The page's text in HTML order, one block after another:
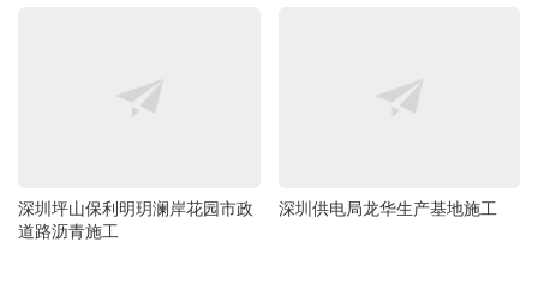
深圳坪山保利明玥澜岸花园市政
道路沥青施工
深圳供电局龙华生产基地施工